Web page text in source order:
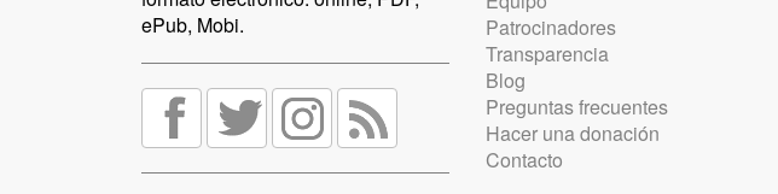
ePub, Mobi.
Patrocinadores
Transparencia
Blog
Preguntas frecuentes
Hacer una donación
Contacto